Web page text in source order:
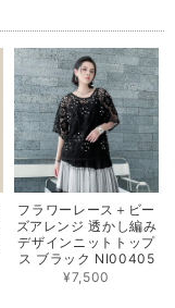
フラワーレース＋ビー
ズアレンジ 透かし編み
デザインニットトップ
ス ブラック NI00405
¥7,500